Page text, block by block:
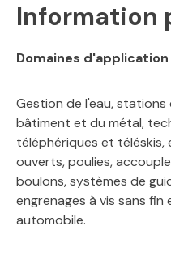
Information
Domaines d'application
Gestion de l'eau,
bâtiment et du métal,
téléphériques et téléskis,
ouverts, poulies,
boulons, systèmes de
engrenages à vis sans
automobile.